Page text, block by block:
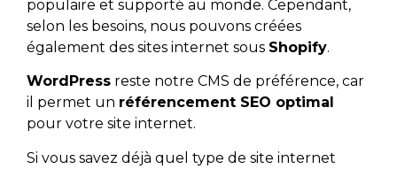
populaire et supporté au monde. Cependant,
selon les besoins, nous pouvons créées
également des sites internet sous Shopify.
WordPress reste notre CMS de préférence, car
il permet un référencement SEO optimal
pour votre site internet.
Si vous savez déjà quel type de site internet